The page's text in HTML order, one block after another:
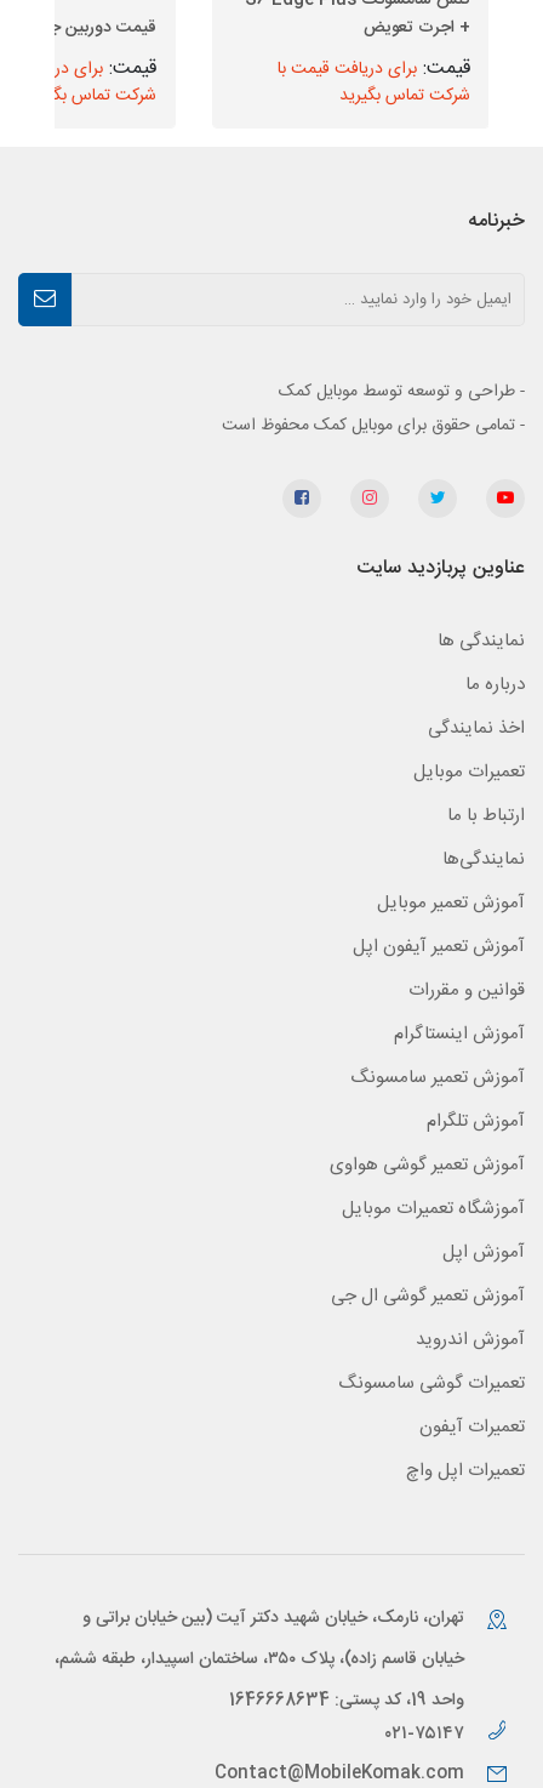
+ اجرت تعویض
برای دریافت قیمت با
شرکت تماس بگیرید
قیمت دوربین جلو J5 2017
برای دریافت
شرکت تماس بگیرید
خبرنامه
- طراحی و توسعه توسط موبایل کمک
- تمامی حقوق برای موبایل کمک محفوظ است
عناوین پربازدید سایت
نمایندگی ها
درباره ما
اخذ نمایندگی
تعمیرات موبایل
ارتباط با ما
نمایندگی‌ها
آموزش تعمیر موبایل
آموزش تعمیر آیفون اپل
قوانین و مقررات
آموزش اینستاگرام
آموزش تعمیر سامسونگ
آموزش تلگرام
آموزش تعمیر گوشی هواوی
آموزشگاه تعمیرات موبایل
آموزش اپل
آموزش تعمیر گوشی ال جی
آموزش اندروید
تعمیرات گوشی سامسونگ
تعمیرات آیفون
تعمیرات اپل واچ
تهران، نارمک، خیابان شهید دکتر آیت (بین خیابان براتی و
خیابان قاسم زاده)، پلاک ۳۵۰، ساختمان اسپیدار، طبقه ششم،
واحد 19، کد پستی: 1646668634
۰۲۱-۷۵۱۴۷
Contact@MobileKomak.com